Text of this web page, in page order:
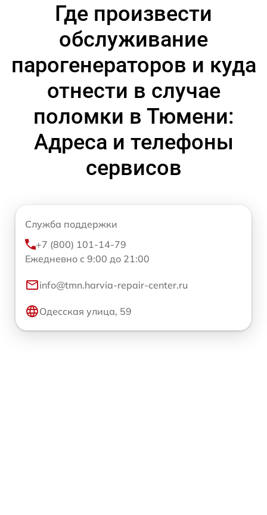
Где произвести
обслуживание
парогенераторов и куда
отнести в случае
поломки в Тюмени:
Адреса и телефоны
сервисов
Служба поддержки
+7 (800) 101-14-79
Ежедневно с 9:00 до 21:00
info@tmn.harvia-repair-center.ru
Одесская улица, 59